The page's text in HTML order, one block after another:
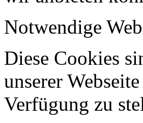
Notwendige
Diese Cookies
unserer
Verfügung zu